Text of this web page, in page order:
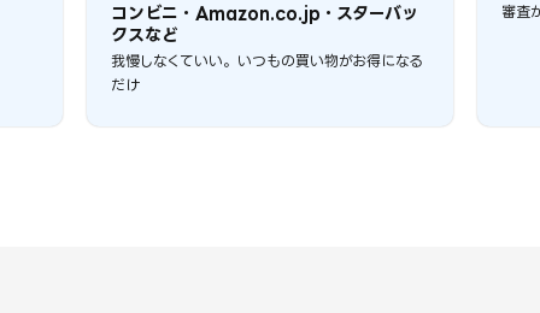
コンビニ・Amazon.co.jp・スターバッ
クスなど
我慢しなくていい。いつもの買い物がお得になる
だけ
審査